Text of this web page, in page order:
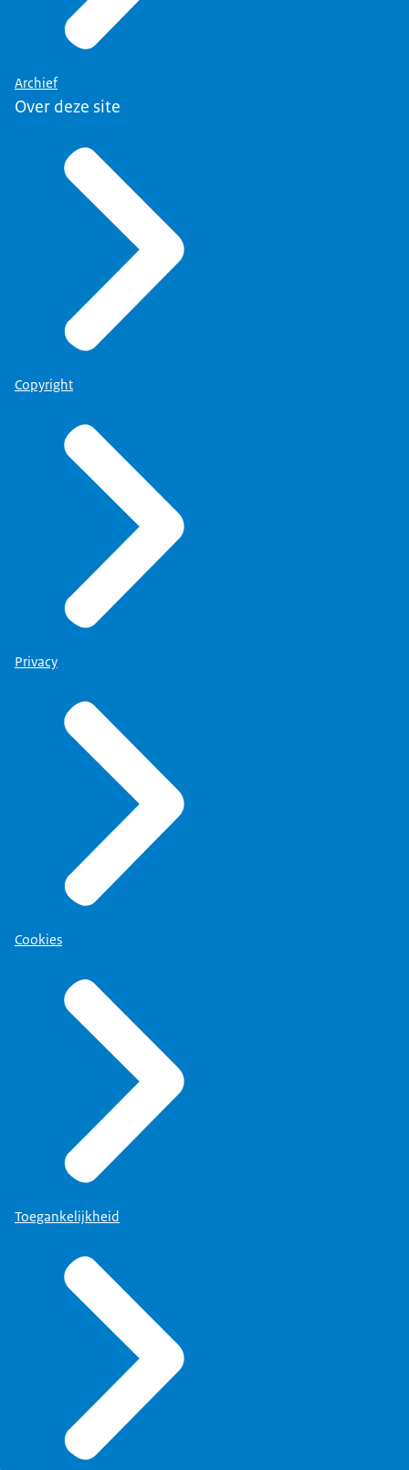
Archief
Over deze site
Copyright
Privacy
Cookies
Toegankelijkheid